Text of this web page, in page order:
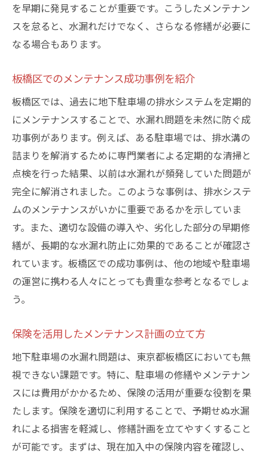
を早期に発見することが重要です。こうしたメンテナン
スを怠ると、水漏れだけでなく、さらなる修繕が必要に
なる場合もあります。
板橋区でのメンテナンス成功事例を紹介
板橋区では、過去に地下駐車場の排水システムを定期的
にメンテナンスすることで、水漏れ問題を未然に防ぐ成
功事例があります。例えば、ある駐車場では、排水溝の
詰まりを解消するために専門業者による定期的な清掃と
点検を行った結果、以前は水漏れが頻発していた問題が
完全に解消されました。このような事例は、排水システ
ムのメンテナンスがいかに重要であるかを示していま
す。また、適切な設備の導入や、劣化した部分の早期修
繕が、長期的な水漏れ防止に効果的であることが確認さ
れています。板橋区での成功事例は、他の地域や駐車場
の運営に携わる人々にとっても貴重な参考となるでしょ
う。
保険を活用したメンテナンス計画の立て方
地下駐車場の水漏れ問題は、東京都板橋区においても無
視できない課題です。特に、駐車場の修繕やメンテナン
スには費用がかかるため、保険の活用が重要な役割を果
たします。保険を適切に利用することで、予期せぬ水漏
れによる損害を軽減し、修繕計画を立てやすくすること
が可能です。まずは、現在加入中の保険内容を確認し、